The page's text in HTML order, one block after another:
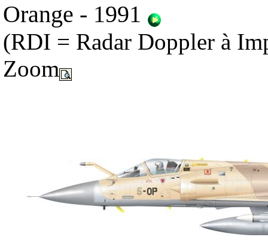
Orange - 1991
(RDI = Radar Doppler à
Zoom